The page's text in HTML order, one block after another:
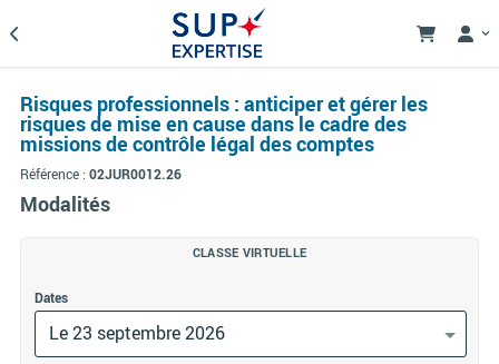
Risques professionnels : anticiper et gérer les
risques de mise en cause dans le cadre des
missions de contrôle légal des comptes
Référence : 02JUR0012.26
Modalités
CLASSE VIRTUELLE
Dates
Le 23 septembre 2026